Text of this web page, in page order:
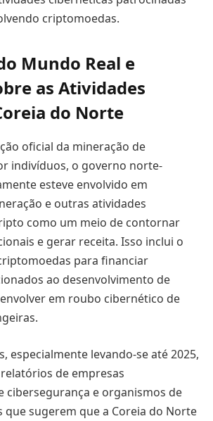
criptomoedas.
Mundo Real e
as Atividades
do Norte
oficial da mineração de
indivíduos, o governo norte-
esteve envolvido em
e outras atividades
como um meio de contornar
e gerar receita. Isso inclui o
para financiar
ao desenvolvimento de
em roubo cibernético de
especialmente levando-se até 2025,
de empresas
cibersegurança e organismos de
que sugerem que a Coreia do Norte